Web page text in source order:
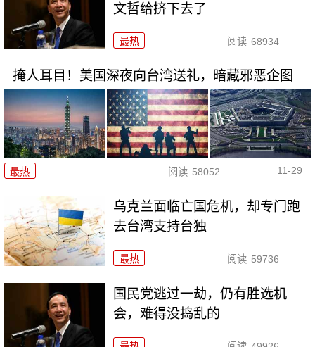
文哲给挤下去了
最热 阅读 68934
掩人耳目！美国深夜向台湾送礼，暗藏邪恶企图
最热 阅读 58052 11-29
乌克兰面临亡国危机，却专门跑
去台湾支持台独
最热 阅读 59736
国民党逃过一劫，仍有胜选机
会，难得没捣乱的